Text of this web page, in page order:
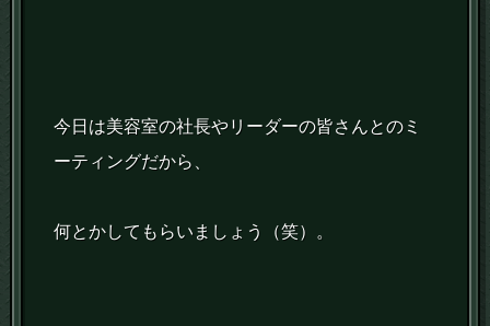
今日は美容室の社長やリーダーの皆さんとのミ
ーティングだから、
何とかしてもらいましょう（笑）。